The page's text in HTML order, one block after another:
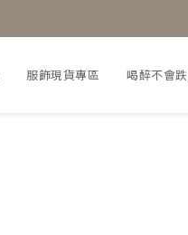
服飾現貨專區 喝醉不會